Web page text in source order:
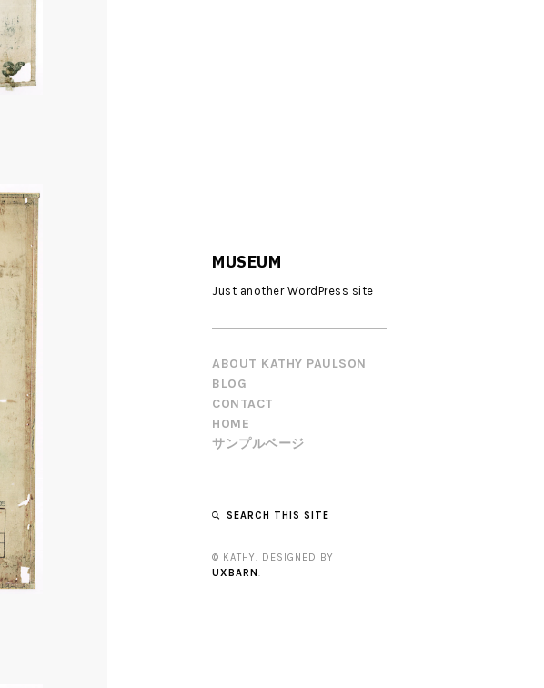
MUSEUM
Just another WordPress site
ABOUT KATHY PAULSON
BLOG
CONTACT
HOME
サンプルページ
SEARCH THIS SITE
© KATHY. DESIGNED BY
UXBARN .